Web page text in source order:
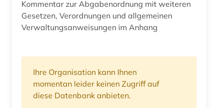
Kommentar zur Abgabenordnung mit weiteren
Gesetzen, Verordnungen und allgemeinen
Verwaltungsanweisungen im Anhang
Ihre Organisation kann Ihnen
momentan leider keinen Zugriff auf
diese Datenbank anbieten.